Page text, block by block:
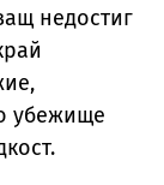
недостиг
убежище